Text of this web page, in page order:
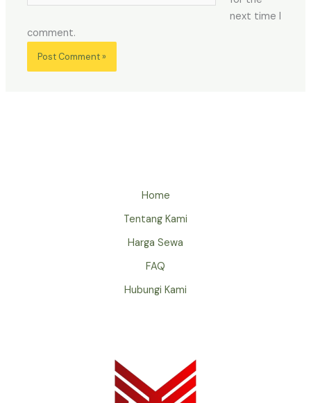
next time I
comment.
Home
Tentang Kami
Harga Sewa
FAQ
Hubungi Kami